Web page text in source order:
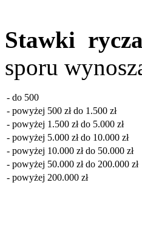
Stawki
sporu
- do 500
- powyżej 500 zł do 1.500 zł
- powyżej 1.500 zł do 5.000 zł
- powyżej 5.000 zł do 10.000 zł
- powyżej 10.000 zł do 50.000 zł
- powyżej 50.000 zł do 200.000 zł
- powyżej 200.000 zł